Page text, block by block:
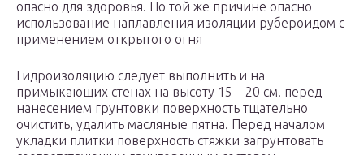
опасно для здоровья. По той же причине опасно
использование наплавления изоляции рубероидом с
применением открытого огня
Гидроизоляцию следует выполнить и на
примыкающих стенах на высоту 15 – 20 см. перед
нанесением грунтовки поверхность тщательно
очистить, удалить масляные пятна. Перед началом
укладки плитки поверхность стяжки загрунтовать